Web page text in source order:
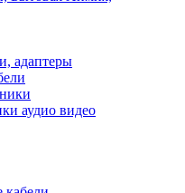
адаптеры
аудио видео